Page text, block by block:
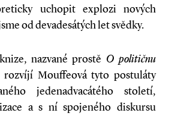
uchopit explozi nových
od devadesátých let svědky.
nazvané pros­tě O političnu
Mouffeová tyto postuláty
jedenadvacátého století,
a s ní spojeného diskursu